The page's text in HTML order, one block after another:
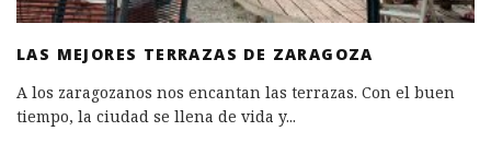
LAS MEJORES TERRAZAS DE ZARAGOZA
A los zaragozanos nos encantan las terrazas. Con el buen
tiempo, la ciudad se llena de vida y...